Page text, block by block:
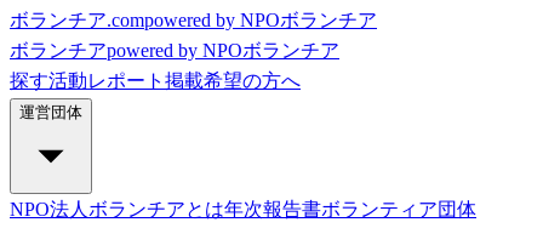
ボランチア.compowered by NPOボランチア
ボランチアpowered by NPOボランチア
探す活動レポート 掲載希望の方へ
運営団体
NPO法人ボランチアとは年次報告書ボランティア団体